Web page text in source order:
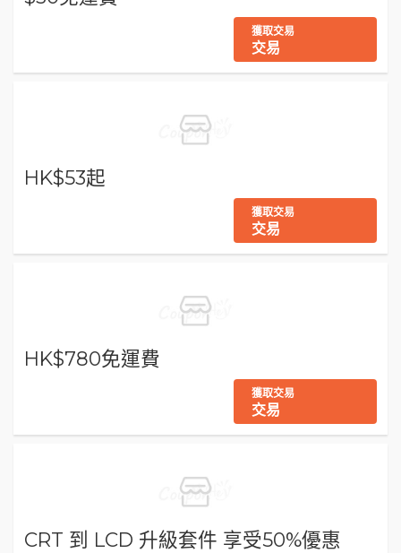
獲取交易
交易
HK$53起
獲取交易
交易
HK$780免運費
獲取交易
交易
CRT 到 LCD 升級套件 享受50%優惠